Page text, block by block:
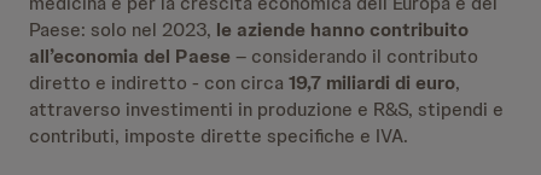
Paese: solo nel 2023, le aziende hanno contribuito
all’economia del Paese – considerando il contributo
diretto e indiretto - con circa 19,7 miliardi di euro,
attraverso investimenti in produzione e R&S, stipendi e
contributi, imposte dirette specifiche e IVA.